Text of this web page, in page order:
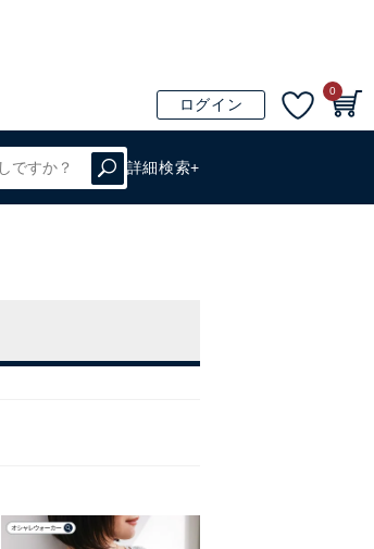
ログイン
0
詳細検索+